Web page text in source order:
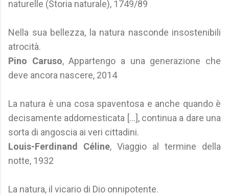
naturelle (Storia naturale), 1749/89
Nella sua bellezza, la natura nasconde insostenibili
atrocità.
Pino Caruso, Appartengo a una generazione che
deve ancora nascere, 2014
La natura è una cosa spaventosa e anche quando è
decisamente addomesticata [...], continua a dare una
sorta di angoscia ai veri cittadini.
Louis-Ferdinand Céline, Viaggio al termine della
notte, 1932
La natura, il vicario di Dio onnipotente.